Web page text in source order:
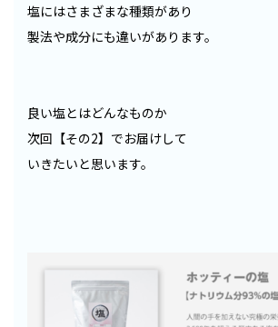
塩にはさまざまな種類があり
製法や成分にも違いがあります。
良い塩とはどんなものか
次回【その2】でお届けして
いきたいと思います。